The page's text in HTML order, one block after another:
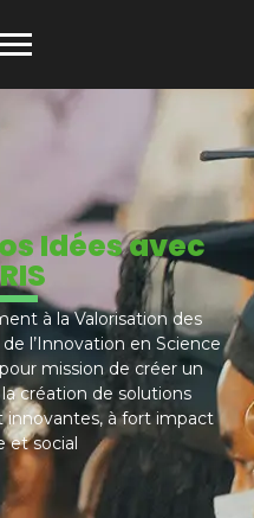
Idées avec
à la Valorisation des
l’Innovation en Science
mission de créer un
création de solutions
à fort impact
et social